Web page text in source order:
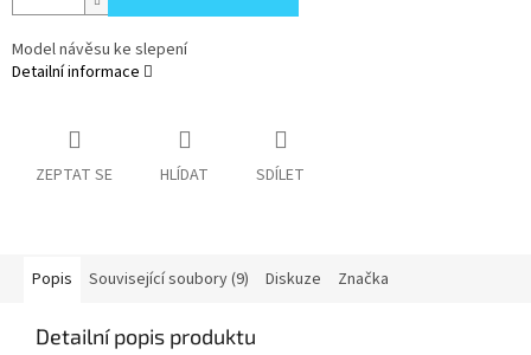
Model návěsu ke slepení
Detailní informace
ZEPTAT SE HLÍDAT SDÍLET
Popis Související soubory (9) Diskuze Značka
Detailní popis produktu